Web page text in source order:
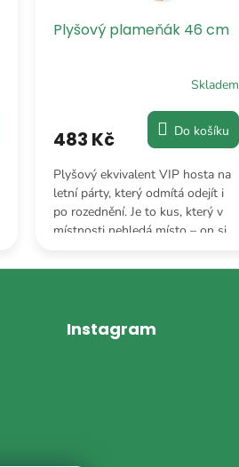
Plyšový plameňák 46 cm
Skladem
483 Kč Do košíku
Plyšový ekvivalent VIP hosta na
letní párty, který odmítá odejít i
po rozednění. Je to kus, který v
místnosti nehledá místo – on si
nekonečným krkem.
Instagram